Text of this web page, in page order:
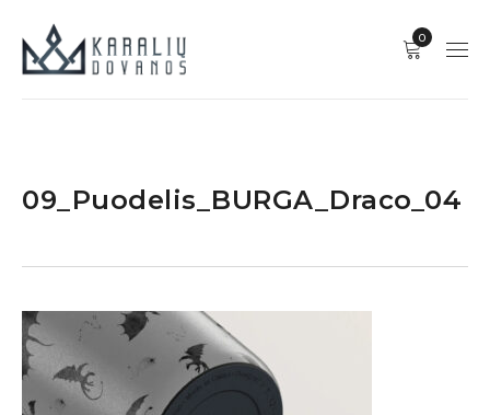
0
09_Puodelis_BURGA_Draco_04